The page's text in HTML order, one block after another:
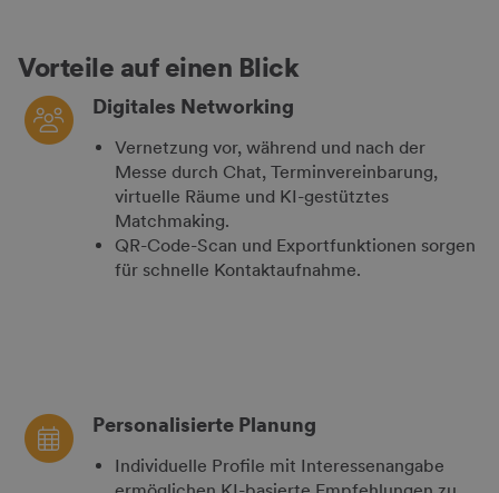
Vorteile auf einen Blick
Digitales Networking
Vernetzung vor, während und nach der
Messe durch Chat, Terminvereinbarung,
virtuelle Räume und KI-gestütztes
Matchmaking.
QR-Code-Scan und Exportfunktionen sorgen
für schnelle Kontaktaufnahme.
Personalisierte Planung
Individuelle Profile mit Interessenangabe